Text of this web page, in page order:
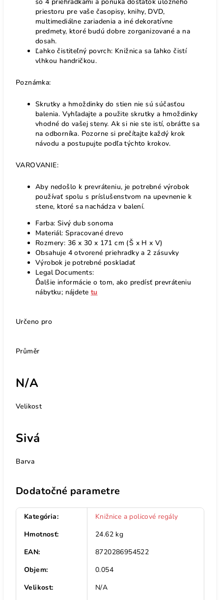
priestoru pre vaše časopisy, knihy, DVD,
multimediálne zariadenia a iné dekoratívne
predmety, ktoré budú dobre zorganizované a na
dosah.
Ľahko čistiteľný povrch: Knižnica sa ľahko čistí
vlhkou handričkou.
Poznámka:
Skrutky a hmoždinky do stien nie sú súčasťou
balenia. Vyhľadajte a použite skrutky a hmoždinky
vhodné do vašej steny. Ak si nie ste istí, obráťte sa
na odborníka. Pozorne si prečítajte každý krok
návodu a postupujte podľa týchto krokov.
VAROVANIE:
Aby nedošlo k prevráteniu, je potrebné výrobok
používať spolu s príslušenstvom na upevnenie k
stene, ktoré sa nachádza v balení.
Farba: Sivý dub sonoma
Materiál: Spracované drevo
Rozmery: 36 x 30 x 171 cm (Š x H x V)
Obsahuje 4 otvorené priehradky a 2 zásuvky
Výrobok je potrebné poskladať
Legal Documents:
Ďalšie informácie o tom, ako predísť prevráteniu
nábytku; nájdete tu
Určeno pro
Průměr
N/A
Velikost
Sivá
Barva
Dodatočné parametre
Kategória:
Knižnice a policové regály
Hmotnosť:
24.62 kg
EAN:
8720286954522
Objem:
0.054
Velikost:
N/A